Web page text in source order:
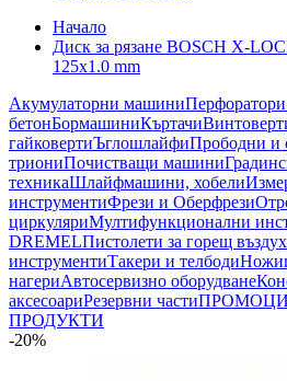
Начало
Диск за рязане BOSCH X-
125x1.0 mm
Акумулаторни машиниПерфоратори
бетонБормашиниКъртачи
гайковертиЪглошлайфиПрободни и
триониПочистващи машини
техникаШлайфмашини, хобели
инструментиФрези и Оберфрези
циркуляриМултифункционални
DREMELПистолети за горещ
инструментиТакери и телбоди
нагериАвтосервизно оборудване
аксесоариРезервни части
ПРОДУКТИ
-20%